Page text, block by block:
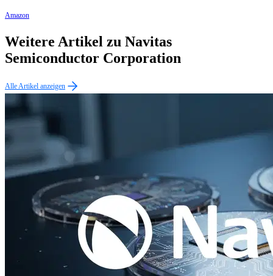
Amazon
Weitere Artikel zu Navitas
Semiconductor Corporation
Alle Artikel anzeigen